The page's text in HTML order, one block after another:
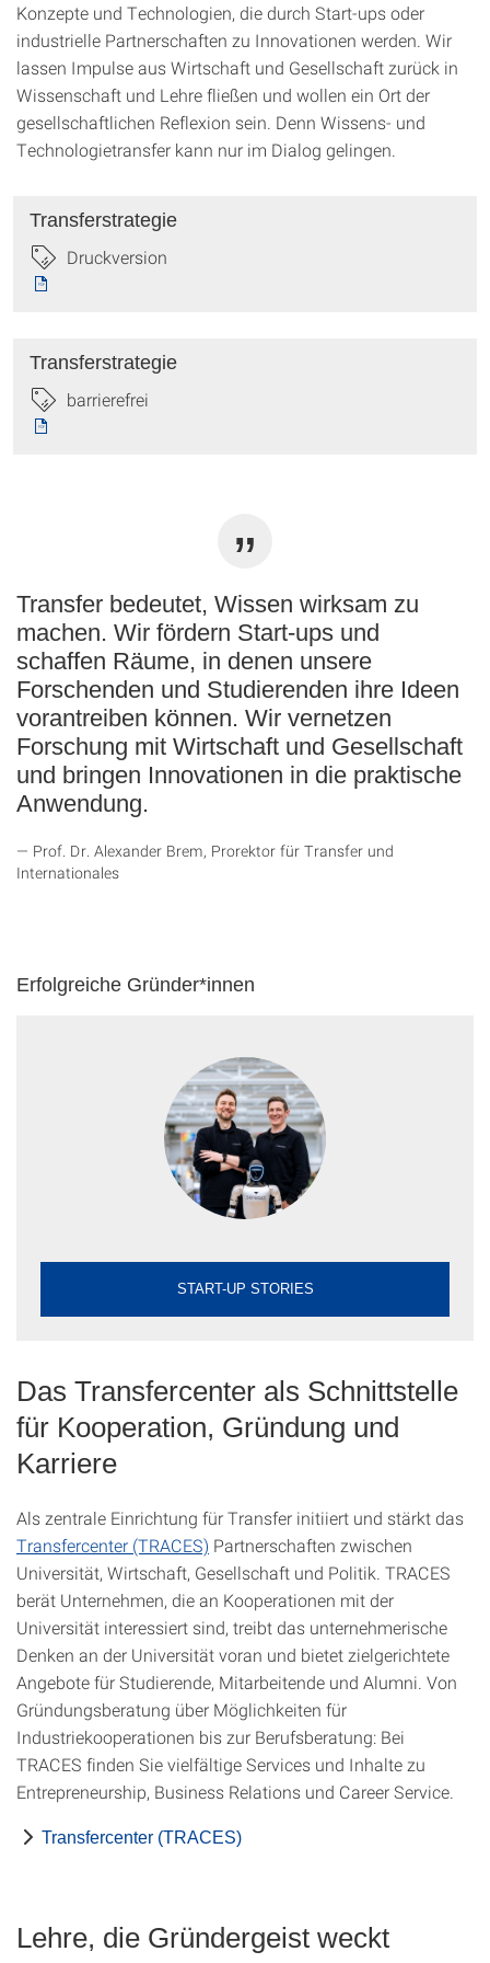
Konzepte und Technologien, die durch Start-ups oder
industrielle Partnerschaften zu Innovationen werden. Wir
lassen Impulse aus Wirtschaft und Gesellschaft zurück in
Wissenschaft und Lehre fließen und wollen ein Ort der
gesellschaftlichen Reflexion sein. Denn Wissens- und
Technologietransfer kann nur im Dialog gelingen.
Transferstrategie
Druckversion
Transferstrategie
barrierefrei
Transfer bedeutet, Wissen wirksam zu
machen. Wir fördern Start-ups und
schaffen Räume, in denen unsere
Forschenden und Studierenden ihre Ideen
vorantreiben können. Wir vernetzen
Forschung mit Wirtschaft und Gesellschaft
und bringen Innovationen in die praktische
Anwendung.
Prof. Dr. Alexander Brem, Prorektor für Transfer und
Internationales
Erfolgreiche Gründer*innen
START-UP STORIES
Das Transfercenter als Schnittstelle
für Kooperation, Gründung und
Karriere
Als zentrale Einrichtung für Transfer initiiert und stärkt das
Transfercenter (TRACES) Partnerschaften zwischen
Universität, Wirtschaft, Gesellschaft und Politik. TRACES
berät Unternehmen, die an Kooperationen mit der
Universität interessiert sind, treibt das unternehmerische
Denken an der Universität voran und bietet zielgerichtete
Angebote für Studierende, Mitarbeitende und Alumni. Von
Gründungsberatung über Möglichkeiten für
Industriekooperationen bis zur Berufsberatung: Bei
TRACES finden Sie vielfältige Services und Inhalte zu
Entrepreneurship, Business Relations und Career Service.
Transfercenter (TRACES)
Lehre, die Gründergeist weckt